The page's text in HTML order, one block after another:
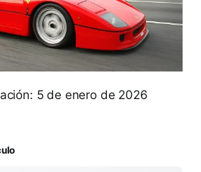
5 de enero de 2026